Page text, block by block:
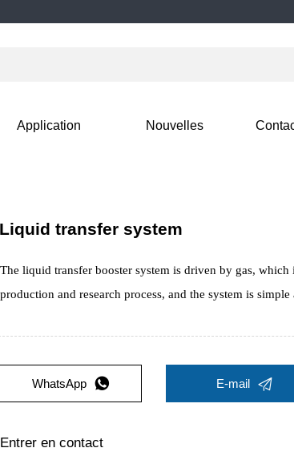
Application Nouvelles
Liquid transfer system
The liquid transfer booster system is driven by gas, which
production and research process, and the system is
WhatsApp  E-mail 
Entrer en contact